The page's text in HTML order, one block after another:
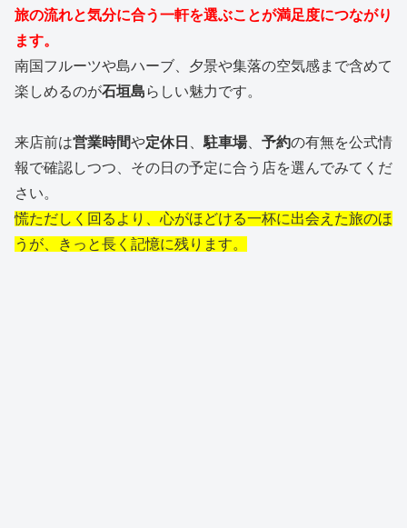
旅の流れと気分に合う一軒を選ぶことが満足度につながり
ます。
南国フルーツや島ハーブ、夕景や集落の空気感まで含めて
楽しめるのが石垣島らしい魅力です。
来店前は営業時間や定休日 駐車場、 予約の有無を公式情
報で確認しつつ、その日の予定に合う店を選んでみてくだ
さい。
慌ただしく回るより、心がほどける一杯に出会えた旅のほ
うが、きっと長く記憶に残ります。